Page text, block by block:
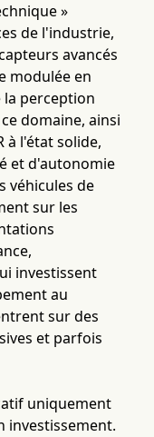
»
de l'industrie,
avancés
modulée en
la perception
domaine, ainsi
à l'état solide,
et d'autonomie
véhicules de
sur les
investissent
au
sur des
et parfois
uniquement
investissement.